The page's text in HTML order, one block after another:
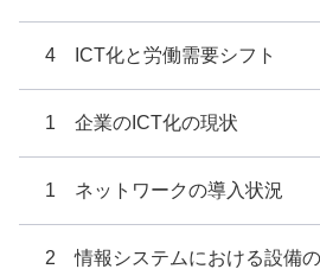
4 ICT化と労働需要シフト
1 企業のICT化の現状
1 ネットワークの導入状況
2 情報システムにおける設備